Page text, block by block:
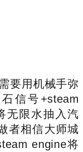
用机械手弥
信号+steam
无限水抽入汽
者相信大师城
engine将